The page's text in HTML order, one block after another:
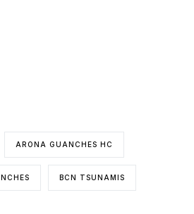
ARONA GUANCHES HC
BCN TSUNAMIS